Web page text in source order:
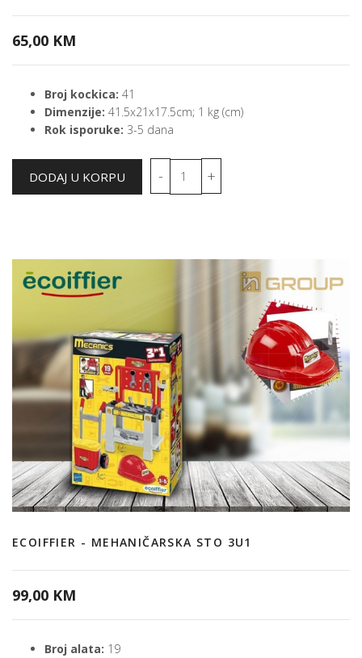
65,00 KM
Broj kockica: 41
Dimenzije: 41.5x21x17.5cm; 1 kg (cm)
Rok isporuke: 3-5 dana
ECOIFFIER - MEHANIČARSKA STO 3U1
99,00 KM
Broj alata: 19